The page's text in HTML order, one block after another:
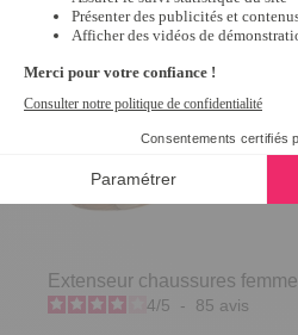
Extenseur chaussures femme
4/5 - 85 avis